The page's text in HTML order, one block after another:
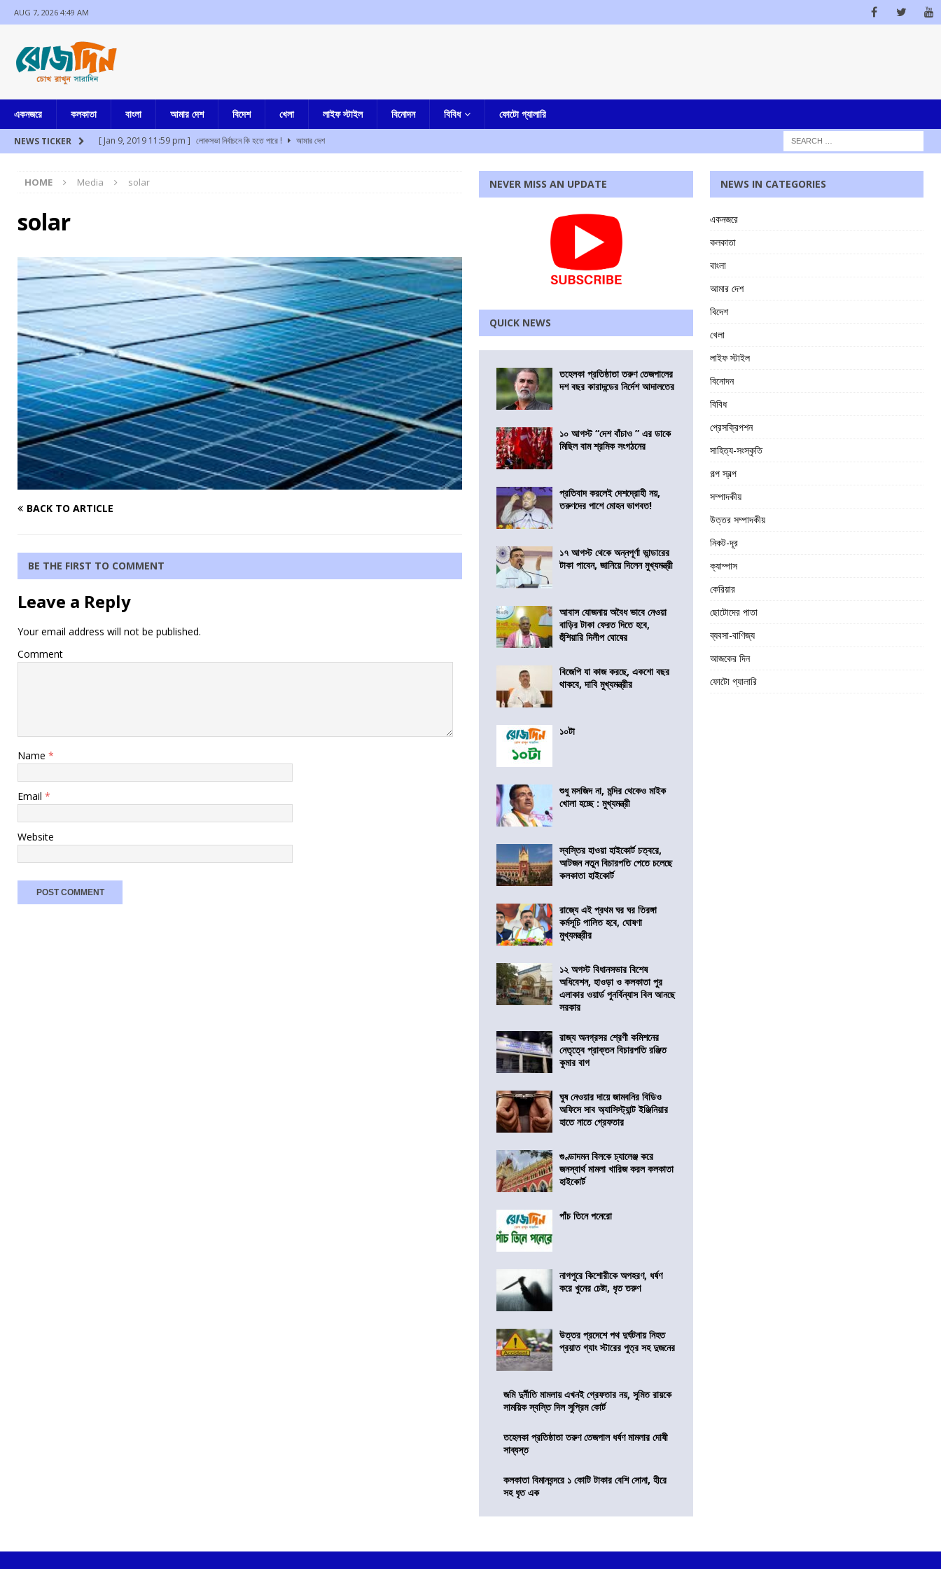
AUG 7, 2026 4:49 AM
একনজরে কলকাতা বাংলা আমার দেশ বিদেশ খেলা লাইফ স্টাইল বিনোদন বিবিধ ফোটো গ্যালারি
NEWS TICKER [ Jan 9, 2019 11:59 pm ] লোকসভা নির্বাচনে কি হতে পারে !
আমার দেশ
[ Aug 7, 2026 2:17 am ]
[ Aug 7, 2026 12:16 am ] আবাস যোজনায় অবৈধ ভাবে নেওয়া বাড়ির টাকা ফেরত দিতে হবে, হুঁশিয়ারি দিলীপ ঘোষের
আমার বাংলা
[ Jul 17, 2024 3:35 pm ]
চুরির অপবাদে একই পরিবারের ৩ সদস্যকে মারধোর, উত্তেজনা ডোমজুর এলাকায়..
HOME Media solar
solar
BACK TO ARTICLE
BE THE FIRST TO COMMENT
Leave a Reply
Your email address will not be published.
Comment
Name *
Email *
Website
NEVER MISS AN UPDATE
QUICK NEWS
তহেলকা প্রতিষ্ঠাতা তরুণ তেজপালের
দশ বছর কারাদন্ডের নির্দেশ আদালতের
১০ আগস্ট “দেশ বাঁচাও ” এর ডাকে
মিছিল বাম শ্রমিক সংগঠনের
প্রতিবাদ করলেই দেশদ্রোহী নয়,
তরুণদের পাশে মোহন ভাগবত!
১৭ আগস্ট থেকে অন্নপূর্ণা ভান্ডারের
টাকা পাবেন, জানিয়ে দিলেন মুখ্যমন্ত্রী
আবাস যোজনায় অবৈধ ভাবে নেওয়া
বাড়ির টাকা ফেরত দিতে হবে,
হুঁশিয়ারি দিলীপ ঘোষের
বিজেপি যা কাজ করছে, একশো বছর
থাকবে, দাবি মুখ্যমন্ত্রীর
১০টা
শুধু মসজিদ না, মন্দির থেকেও মাইক
খোলা হচ্ছে : মুখ্যমন্ত্রী
স্বস্তির হাওয়া হাইকোর্ট চত্বরে,
আটজন নতুন বিচারপতি পেতে চলেছে
কলকাতা হাইকোর্ট
রাজ্যে এই প্রথম ঘর ঘর তিরঙ্গা
কর্মসূচি পালিত হবে, ঘোষণা
মুখ্যমন্ত্রীর
১২ অগস্ট বিধানসভার বিশেষ
অধিবেশন, হাওড়া ও কলকাতা পুর
এলাকার ওয়ার্ড পুনর্বিন্যাস বিল আনছে
সরকার
রাজ্য অনগ্রসর শ্রেণী কমিশনের
নেতৃত্বে প্রাক্তন বিচারপতি রঞ্জিত
কুমার বাগ
ঘুষ নেওয়ার দায়ে জামবনির বিডিও
অফিসে সাব অ্যাসিস্ট্যান্ট ইঞ্জিনিয়ার
হাতে নাতে গ্রেফতার
গুণ্ডাদমন বিলকে চ্যালেঞ্জ করে
জনস্বার্থ মামলা খারিজ করল কলকাতা
হাইকোর্ট
পাঁচ তিনে পনেরো
নাগপুরে কিশোরীকে অপহরণ, ধর্ষণ
করে খুনের চেষ্টা, ধৃত তরুণ
উত্তর প্রদেশে পথ দুর্ঘটনায় নিহত
প্রয়াত গ্যাং স্টারের পুত্র সহ দুজনের
জমি দুর্নীতি মামলায় এখনই গ্রেফতার নয়, সুমিত রায়কে
সাময়িক স্বস্তি দিল সুপ্রিম কোর্ট
তহেলকা প্রতিষ্ঠাতা তরুণ তেজপাল ধর্ষণ মামলার দোষী
সাব্যস্ত
কলকাতা বিমানবন্দরে ১ কোটি টাকার বেশি সোনা, হীরে
সহ ধৃত এক
NEWS IN CATEGORIES
একনজরে
কলকাতা
বাংলা
আমার দেশ
বিদেশ
খেলা
লাইফ স্টাইল
বিনোদন
বিবিধ
প্রেসক্রিপশন
সাহিত্য-সংস্কৃতি
গল্প স্বল্প
সম্পাদকীয়
উত্তর সম্পাদকীয়
নিকট-দূর
ক্যাম্পাস
কেরিয়ার
ছোটোদের পাতা
ব্যবসা-বাণিজ্য
আজকের দিন
ফোটো গ্যালারি